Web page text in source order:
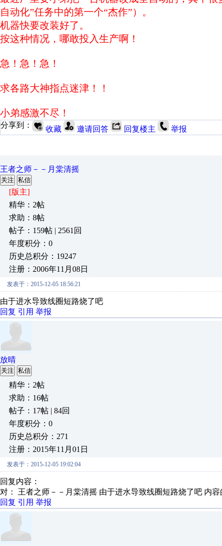
自动化”任务中的第一个“杰作”）。
机器快要改装好了。
按这种情况，哪敢投入生产啊！
急！急！急！
求各路大神指点迷津！！
小弟感激不尽！
分享到： 收藏 邀请回答 回复楼主 举报
王者之师－－月棠清摇
关注 私信
[版主]
精华：2帖
求助：8帖
帖子：159帖 | 2561回
年度积分：0
历史总积分：19247
注册：2006年11月08日
发表于：2015-12-05 18:56:21
由于进水导致线圈短路烧了吧
回复 引用 举报
放晴
关注 私信
精华：2帖
求助：16帖
帖子：17帖 | 84回
年度积分：0
历史总积分：271
注册：2015年11月01日
发表于：2015-12-05 19:02:04
回复内容：
对： 王者之师－－月棠清摇 由于进水导致线圈短路烧了吧 内容
回复 引用 举报